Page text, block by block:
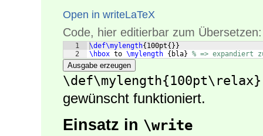
Open in writeLaTeX
Code, hier editierbar zum Übersetzen:
1
2
\def\mylength{ 100pt{ }}
\hbox to \mylength { bla} % => expandiert
Ausgabe erzeugen
\def\mylength{100pt\relax}
gewünscht funktioniert.
Einsatz in \write